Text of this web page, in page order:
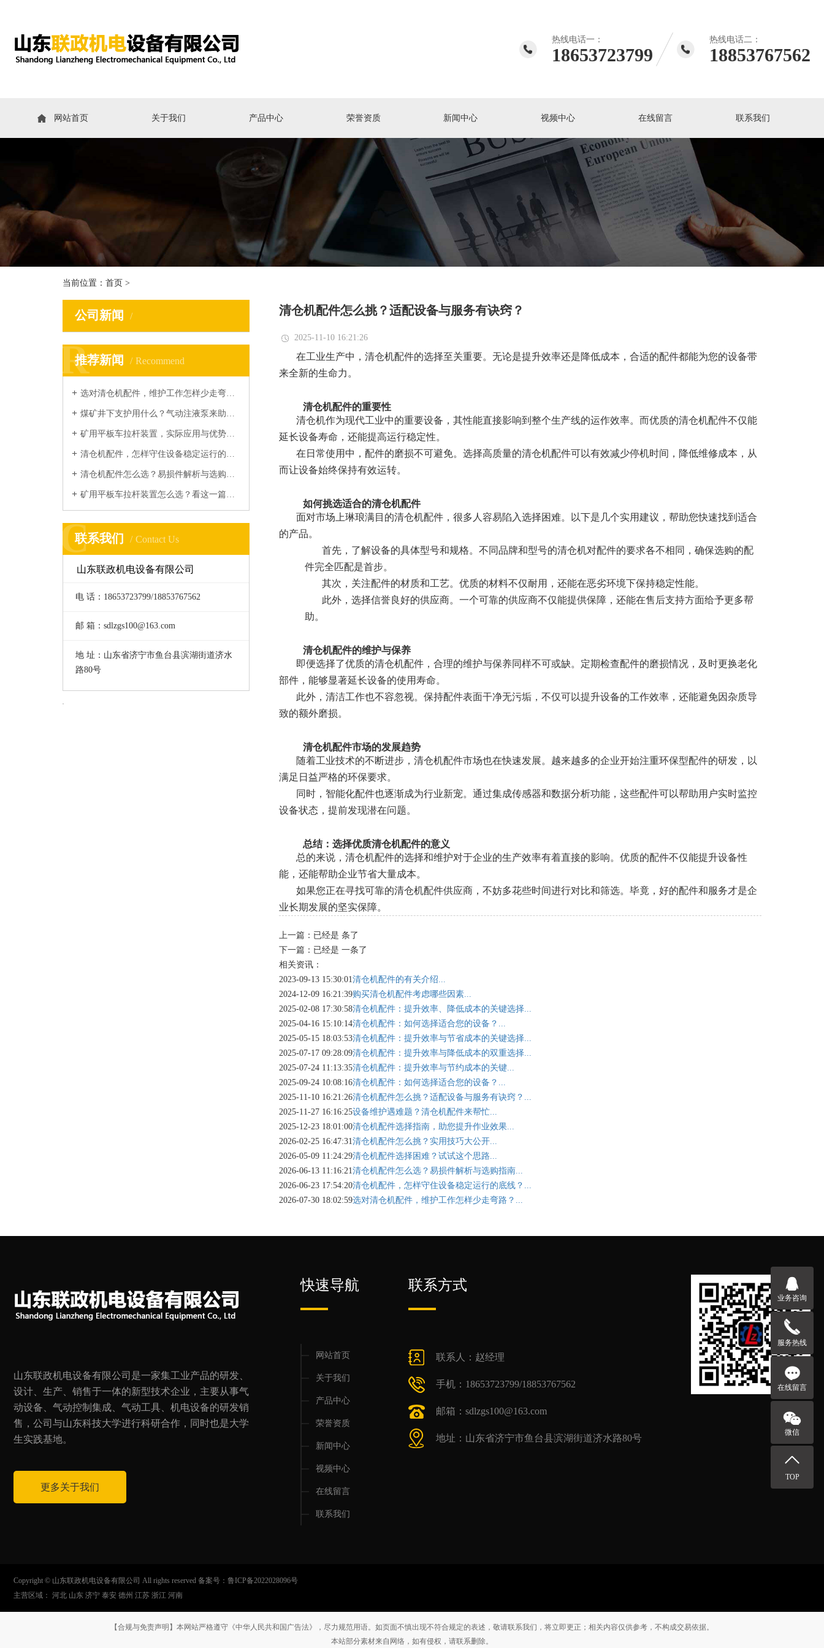
热线电话一：
18653723799
热线电话二：
18853767562
网站首页 关于我们 产品中心 荣誉资质 新闻中心 视频中心 在线留言 联系我们
当前位置： 首页 >
公司新闻
推荐新闻 Recommend
R
R
选对清仓机配件，维护工作怎样少走弯路？...
煤矿井下支护用什么？气动注液泵来助力...
矿用平板车拉杆装置，实际应用与优势你了解多少？...
清仓机配件，怎样守住设备稳定运行的底线？...
清仓机配件怎么选？易损件解析与选购指南...
矿用平板车拉杆装置怎么选？看这一篇就够...
联系我们 Contact Us
C
C
山东联政机电设备有限公司
电 话：18653723799/18853767562
邮 箱：sdlzgs100@163.com
地 址：山东省济宁市鱼台县滨湖街道济水
路80号
清仓机配件怎么挑？适配设备与服务有诀窍？
2025-11-10 16:21:26
在工业生产中，清仓机配件的选择至关重要。无论是提升效率还是降低成本，合适的配件都能为您的设备带
来全新的生命力。
清仓机配件的重要性
清仓机作为现代工业中的重要设备，其性能直接影响到整个生产线的运作效率。而优质的清仓机配件不仅能
延长设备寿命，还能提高运行稳定性。
在日常使用中，配件的磨损不可避免。选择高质量的清仓机配件可以有效减少停机时间，降低维修成本，从
而让设备始终保持有效运转。
如何挑选适合的清仓机配件
面对市场上琳琅满目的清仓机配件，很多人容易陷入选择困难。以下是几个实用建议，帮助您快速找到适合
的产品。
首先，了解设备的具体型号和规格。不同品牌和型号的清仓机对配件的要求各不相同，确保选购的配
件完全匹配是首步。
其次，关注配件的材质和工艺。优质的材料不仅耐用，还能在恶劣环境下保持稳定性能。
此外，选择信誉良好的供应商。一个可靠的供应商不仅能提供保障，还能在售后支持方面给予更多帮
助。
清仓机配件的维护与保养
即便选择了优质的清仓机配件，合理的维护与保养同样不可或缺。定期检查配件的磨损情况，及时更换老化
部件，能够显著延长设备的使用寿命。
此外，清洁工作也不容忽视。保持配件表面干净无污垢，不仅可以提升设备的工作效率，还能避免因杂质导
致的额外磨损。
清仓机配件市场的发展趋势
随着工业技术的不断进步，清仓机配件市场也在快速发展。越来越多的企业开始注重环保型配件的研发，以
满足日益严格的环保要求。
同时，智能化配件也逐渐成为行业新宠。通过集成传感器和数据分析功能，这些配件可以帮助用户实时监控
设备状态，提前发现潜在问题。
总结：选择优质清仓机配件的意义
总的来说，清仓机配件的选择和维护对于企业的生产效率有着直接的影响。优质的配件不仅能提升设备性
能，还能帮助企业节省大量成本。
如果您正在寻找可靠的清仓机配件供应商，不妨多花些时间进行对比和筛选。毕竟，好的配件和服务才是企
业长期发展的坚实保障。
上一篇：已经是 条了
下一篇：已经是 一条了
相关资讯：
2023-09-13 15:30:01清仓机配件的有关介绍...
2024-12-09 16:21:39购买清仓机配件考虑哪些因素...
2025-02-08 17:30:58清仓机配件：提升效率、降低成本的关键选择...
2025-04-16 15:10:14清仓机配件：如何选择适合您的设备？...
2025-05-15 18:03:53清仓机配件：提升效率与节省成本的关键选择...
2025-07-17 09:28:09清仓机配件：提升效率与降低成本的双重选择...
2025-07-24 11:13:35清仓机配件：提升效率与节约成本的关键...
2025-09-24 10:08:16清仓机配件：如何选择适合您的设备？...
2025-11-10 16:21:26清仓机配件怎么挑？适配设备与服务有诀窍？...
2025-11-27 16:16:25设备维护遇难题？清仓机配件来帮忙...
2025-12-23 18:01:00清仓机配件选择指南，助您提升作业效果...
2026-02-25 16:47:31清仓机配件怎么挑？实用技巧大公开...
2026-05-09 11:24:29清仓机配件选择困难？试试这个思路...
2026-06-13 11:16:21清仓机配件怎么选？易损件解析与选购指南...
2026-06-23 17:54:20清仓机配件，怎样守住设备稳定运行的底线？...
2026-07-30 18:02:59选对清仓机配件，维护工作怎样少走弯路？...
山东联政机电设备有限公司是一家集工业产品的研发、
设计、生产、销售于一体的新型技术企业，主要从事气
动设备、气动控制集成、气动工具、机电设备的研发销
售，公司与山东科技大学进行科研合作，同时也是大学
生实践基地。
更多关于我们
快速导航
网站首页
关于我们
产品中心
荣誉资质
新闻中心
视频中心
在线留言
联系我们
联系方式
联系人：赵经理
手机：18653723799/18853767562
邮箱：sdlzgs100@163.com
地址：山东省济宁市鱼台县滨湖街道济水路80号
Copyright © 山东联政机电设备有限公司 All rights reserved 备案号： 鲁ICP备2022028096号
主营区域： 河北 山东 济宁 泰安 德州 江苏 浙江 河南
业务咨询
服务热线
在线留言
微信
TOP
【合规与免责声明】本网站严格遵守《中华人民共和国广告法》，尽力规范用语。如页面不慎出现不符合规定的表述，敬请联系我们，将立即更正；相关内容仅供参考，不构成交易依据。
本站部分素材来自网络，如有侵权，请联系删除。